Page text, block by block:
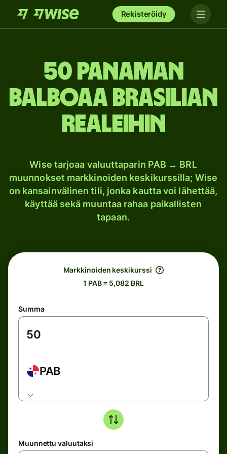
Rekisteröidy
50 Panaman
balboaa Brasilian
realeihin
Wise tarjoaa valuuttaparin PAB → BRL
muunnokset markkinoiden keskikurssilla; Wise
on kansainvälinen tili, jonka kautta voi lähettää,
käyttää sekä muuntaa rahaa paikallisten
tapaan.
Markkinoiden keskikurssi
1 PAB = 5,082 BRL
Summa
PAB
Muunnettu valuutaksi